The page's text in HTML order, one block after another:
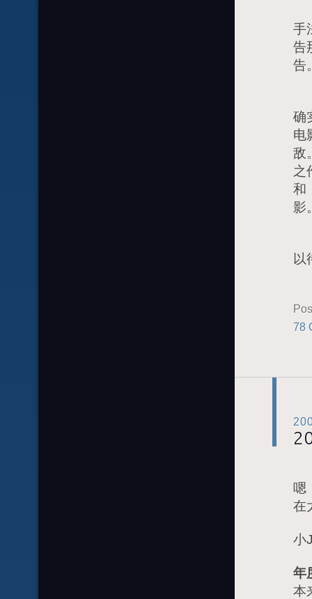
手
告
告
确
电
敌
之
和
影
以
78
嗯
在
小
年
本